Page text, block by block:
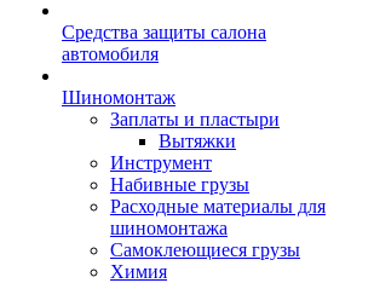
Средства защиты салона
автомобиля
Шиномонтаж
Заплаты и пластыри
Вытяжки
Инструмент
Набивные грузы
Расходные материалы для
шиномонтажа
Самоклеющиеся грузы
Химия